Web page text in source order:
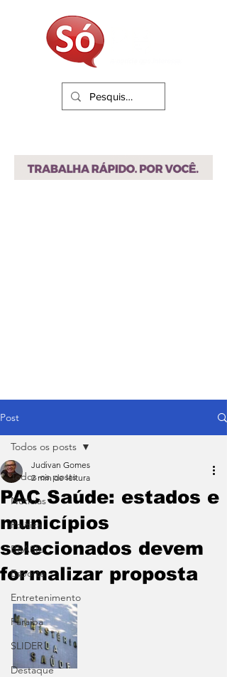
Post
Todos os posts
Notícias
Política
BRASIL
Esporte
Entretenimento
Paraíba
SLIDER
Destaque
Todos os posts
PAC Saúde: estados e
municípios
selecionados devem
formalizar proposta
Judivan Gomes
2 min de leitura